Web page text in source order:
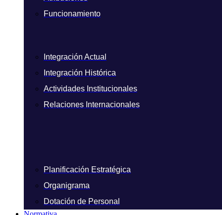
Funcionamiento
Integración Actual
Integración Histórica
Actividades Institucionales
Relaciones Internacionales
Planificación Estratégica
Organigrama
Dotación de Personal